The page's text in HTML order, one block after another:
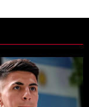
da Gama
de tendencia con el